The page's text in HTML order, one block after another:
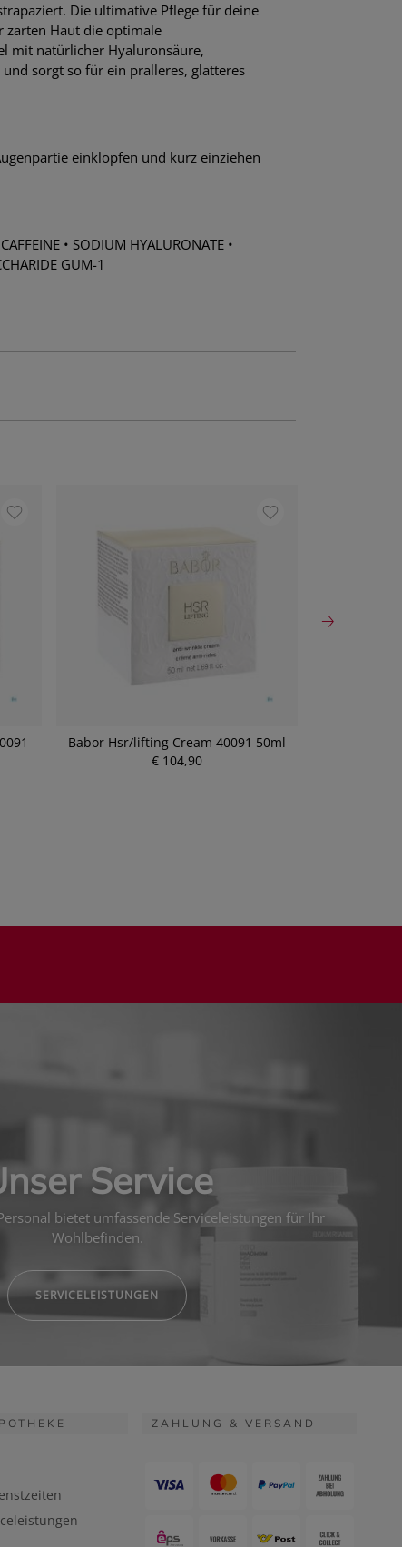
Die ultimative Pflege für deine
zarten Haut die optimale
mit natürlicher Hyaluronsäure,
sorgt so für ein pralleres, glatteres
einklopfen und kurz einziehen
• SODIUM HYALURONATE •
GUM-1
Babor Hsr/lifting Cream 40091 50ml
€ 104,90
P
Service
bietet umfassende Serviceleistungen für Ihr
Wohlbefinden.
SERVICELEISTUNGEN
ZAHLUNG & VERSAND